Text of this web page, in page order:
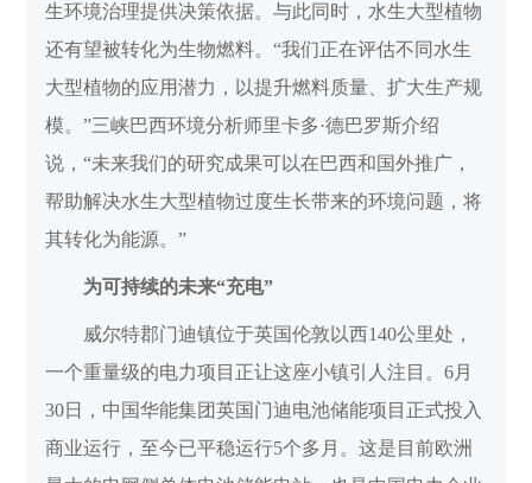
生环境治理提供决策依据。与此同时，水生大型植物
还有望被转化为生物燃料。“我们正在评估不同水生
大型植物的应用潜力，以提升燃料质量、扩大生产规
模。”三峡巴西环境分析师里卡多·德巴罗斯介绍
说，“未来我们的研究成果可以在巴西和国外推广，
帮助解决水生大型植物过度生长带来的环境问题，将
其转化为能源。”
为可持续的未来“充电”
威尔特郡门迪镇位于英国伦敦以西140公里处，
一个重量级的电力项目正让这座小镇引人注目。6月
30日，中国华能集团英国门迪电池储能项目正式投入
商业运行，至今已平稳运行5个多月。这是目前欧洲